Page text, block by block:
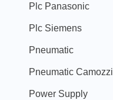
Plc Panasonic
Plc Siemens
Pneumatic
Pneumatic Camozzi
Power Supply